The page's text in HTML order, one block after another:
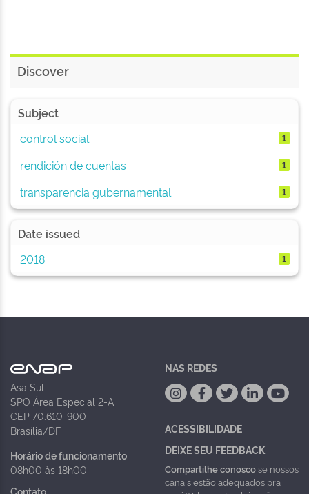
Discover
Subject
control social
1
rendición de cuentas 1
transparencia gubernamental 1
Date issued
2018
1
Asa Sul
SPO Área Especial 2-A
CEP 70.610-900
Brasília/DF
Horário de funcionamento
08h00 às 18h00
Contato
NAS REDES
ACESSIBILIDADE
DEIXE SEU FEEDBACK
Compartilhe conoscose nossos
canais estão adequados pra